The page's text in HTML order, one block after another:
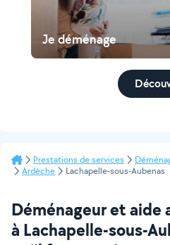
Je déménage
Prestations de services
Ardèche
Lachapelle-sous-Aubenas
Déménageur et aide
à Lachapelle-sous-